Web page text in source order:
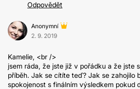
Odpovědět
Anonymní
2. 9. 2019
Kamelie, <br />
jsem ráda, že jste již v pořádku a že jste
příběh. Jak se cítíte teď? Jak se zahojilo
spokojenost s finálním výsledkem pokud